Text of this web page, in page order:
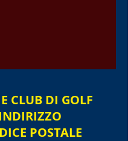
CLUB DI GOLF
POSTALE